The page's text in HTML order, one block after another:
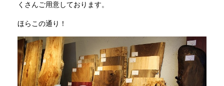
くさんご用意しております。
ほらこの通り！